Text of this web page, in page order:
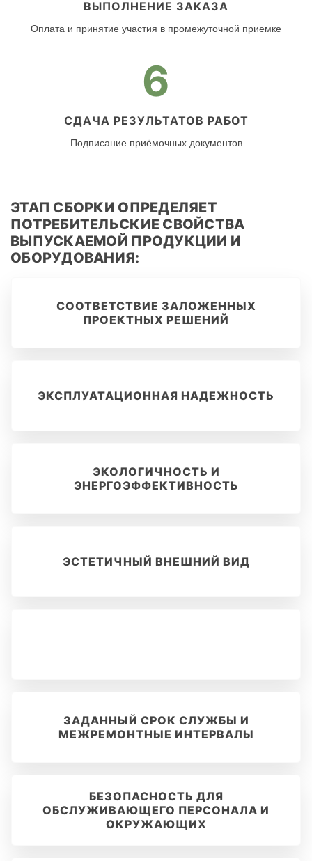
ВЫПОЛНЕНИЕ ЗАКАЗА
Оплата и принятие участия в промежуточной приемке
6
СДАЧА РЕЗУЛЬТАТОВ РАБОТ
Подписание приёмочных документов
ЭТАП СБОРКИ ОПРЕДЕЛЯЕТ
ПОТРЕБИТЕЛЬСКИЕ СВОЙСТВА
ВЫПУСКАЕМОЙ ПРОДУКЦИИ И
ОБОРУДОВАНИЯ:
СООТВЕТСТВИЕ ЗАЛОЖЕННЫХ
ПРОЕКТНЫХ РЕШЕНИЙ
ЭКСПЛУАТАЦИОННАЯ НАДЕЖНОСТЬ
ЭКОЛОГИЧНОСТЬ И
ЭНЕРГОЭФФЕКТИВНОСТЬ
ЭСТЕТИЧНЫЙ ВНЕШНИЙ ВИД
ЗАДАННЫЙ СРОК СЛУЖБЫ И
МЕЖРЕМОНТНЫЕ ИНТЕРВАЛЫ
БЕЗОПАСНОСТЬ ДЛЯ
ОБСЛУЖИВАЮЩЕГО ПЕРСОНАЛА И
ОКРУЖАЮЩИХ